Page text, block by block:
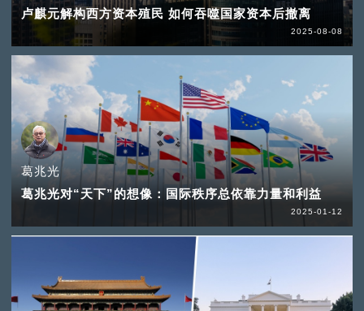
卢麒元解构西方资本殖民 如何吞噬国家资本后撤离
2025-08-08
葛兆光
葛兆光对“天下”的想像：国际秩序总依靠力量和利益
2025-01-12